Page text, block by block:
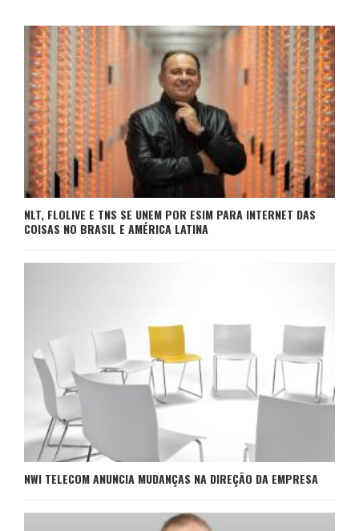
NLT, FLOLIVE E TNS SE UNEM POR ESIM PARA INTERNET DAS
COISAS NO BRASIL E AMÉRICA LATINA
NWI TELECOM ANUNCIA MUDANÇAS NA DIREÇÃO DA EMPRESA